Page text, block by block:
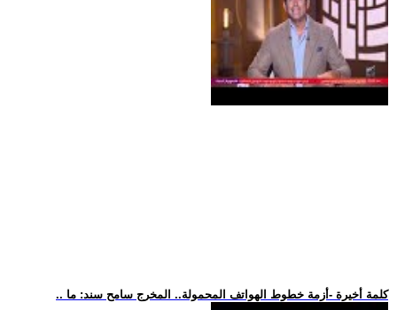
.. كلمة أخيرة -أزمة خطوط الهواتف المحمولة.. المخرج سامح سند: ما